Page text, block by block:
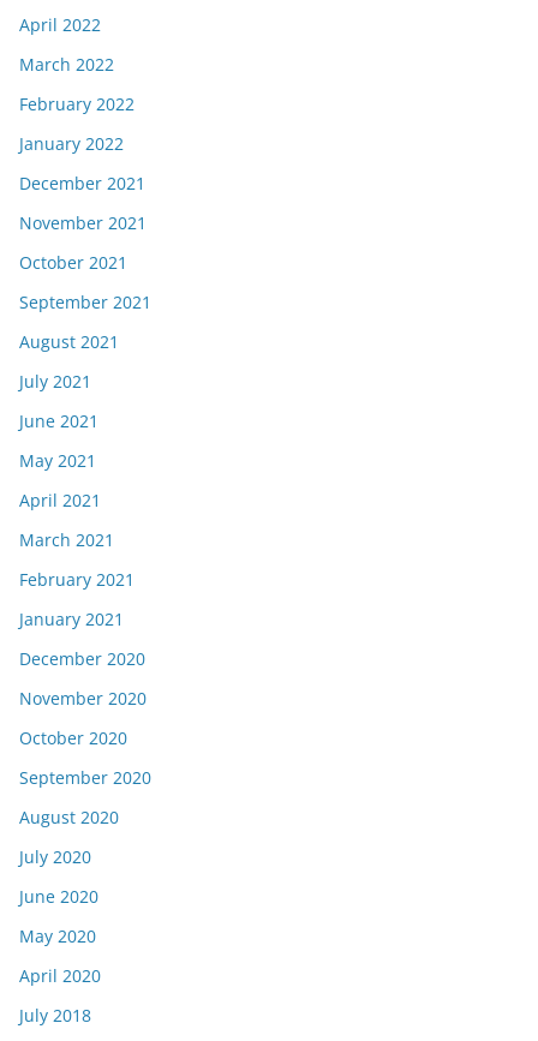
April 2022
March 2022
February 2022
January 2022
December 2021
November 2021
October 2021
September 2021
August 2021
July 2021
June 2021
May 2021
April 2021
March 2021
February 2021
January 2021
December 2020
November 2020
October 2020
September 2020
August 2020
July 2020
June 2020
May 2020
April 2020
July 2018